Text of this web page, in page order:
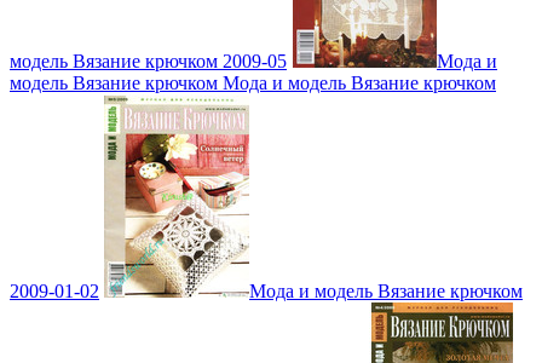
модель Вязание крючком 2009-05
Мода и
модель Вязание крючком Мода и модель Вязание крючком
2009-01-02 Мода и модель Вязание крючком